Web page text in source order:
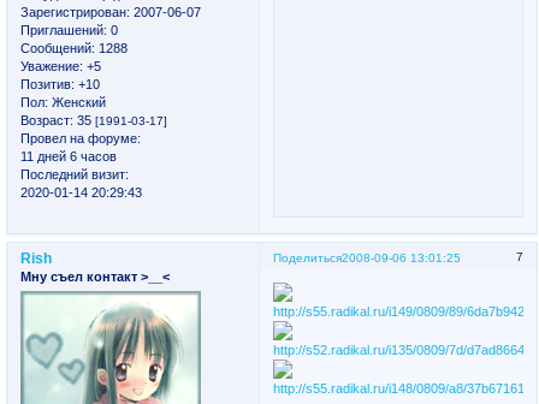
Зарегистрирован: 2007-06-07
Приглашений: 0
Сообщений: 1288
Уважение: +5
Позитив: +10
Пол: Женский
Возраст: 35 [1991-03-17]
Провел на форуме:
11 дней 6 часов
Последний визит:
2020-01-14 20:29:43
Поделиться 7
2008-09-06 13:01:25
Rish
Мну съел контакт >__<